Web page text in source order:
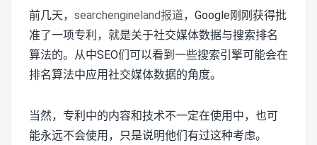
前几天， searchengineland报道，Google刚刚获得批
准了一项专利，就是关于社交媒体数据与搜索排名
算法的。从中SEO们可以看到一些搜索引擎可能会在
排名算法中应用社交媒体数据的角度。
当然，专利中的内容和技术不一定在使用中，也可
能永远不会使用，只是说明他们有过这种考虑。